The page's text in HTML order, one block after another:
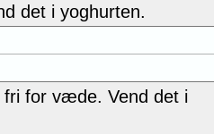
det i yoghurten.
fri for væde. Vend det i